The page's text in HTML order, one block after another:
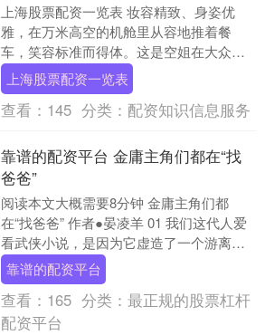
上海股票配资一览表 妆容精致、身姿优
雅，在万米高空的机舱里从容地推着餐
车，笑容标准而得体。这是空姐在大众脑
海里停留的印象。 在公众视野里，她们光
鲜、体面，拥有一....
上海股票配资一览表
查看： 145 分类： 配资知识信息服务
靠谱的配资平台 金庸主角们都在“找
爸爸”
阅读本文大概需要8分钟 金庸主角们都
在“找爸爸” 作者●晏凌羊 01 我们这代人爱
看武侠小说，是因为它虚造了一个游离于
现实规则的世界。 大侠们似乎从不担心生
计。....
靠谱的配资平台
查看： 165 分类： 最正规的股票杠杆
配资平台